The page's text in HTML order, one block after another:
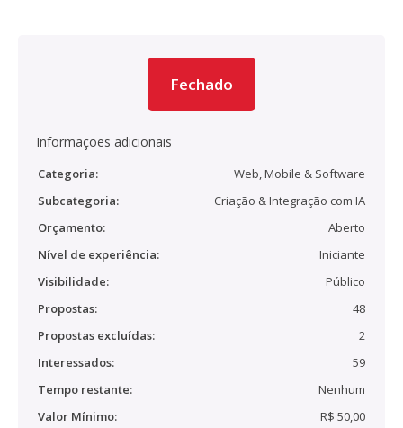
Fechado
Informações adicionais
Categoria:
Web, Mobile & Software
Subcategoria:
Criação & Integração com IA
Orçamento:
Aberto
Nível de experiência:
Iniciante
Visibilidade:
Público
Propostas:
48
Propostas excluídas:
2
Interessados:
59
Tempo restante:
Nenhum
Valor Mínimo:
R$ 50,00